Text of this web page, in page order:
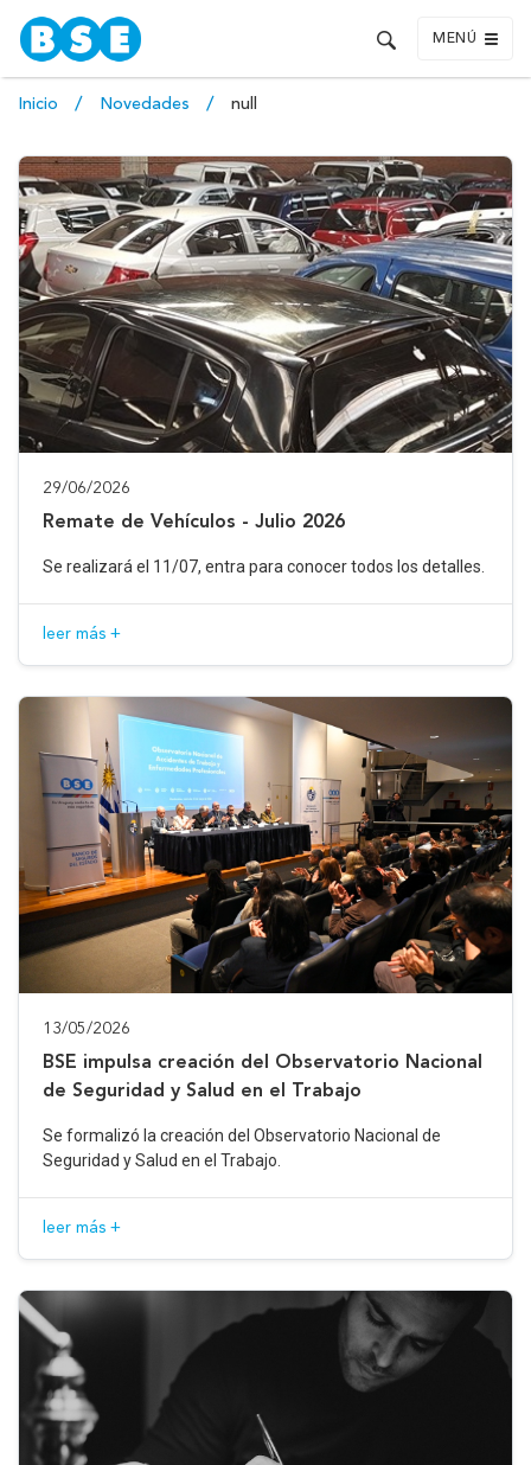
MENÚ
Inicio Novedades null
29/06/2026
Remate de Vehículos - Julio 2026
Se realizará el 11/07, entra para conocer todos los detalles.
leer más +
13/05/2026
BSE impulsa creación del Observatorio Nacional
de Seguridad y Salud en el Trabajo
Se formalizó la creación del Observatorio Nacional de
Seguridad y Salud en el Trabajo.
leer más +